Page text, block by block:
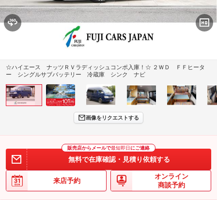
☆ハイエース ナッツＲＶラディッシュコンポ入庫！☆ ２ＷＤ ＦＦヒータ
ー シングルサブバッテリー 冷蔵庫 シンク ナビ
画像をリクエストする
販売店からメールで最短即日 にご連絡
無料で在庫確認・見積り依頼する
来店予約
オンライン
商談予約